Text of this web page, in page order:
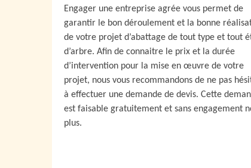
Engager une entreprise agrée vous permet de
garantir le bon déroulement et la bonne
de votre projet d’abattage de tout type et tout
d’arbre. Afin de connaitre le prix et la durée
d’intervention pour la mise en œuvre de votre
projet, nous vous recommandons de ne pas
à effectuer une demande de devis. Cette
est faisable gratuitement et sans engagement
plus.